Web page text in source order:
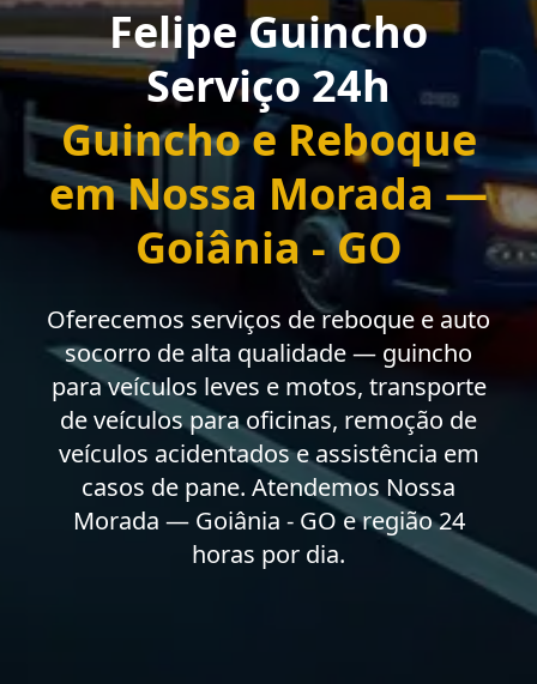
Felipe Guincho
Serviço 24h
Guincho e Reboque
em Nossa Morada —
Goiânia - GO
Oferecemos serviços de reboque e auto
socorro de alta qualidade — guincho
para veículos leves e motos, transporte
de veículos para oficinas, remoção de
veículos acidentados e assistência em
casos de pane. Atendemos Nossa
Morada — Goiânia - GO e região 24
horas por dia.